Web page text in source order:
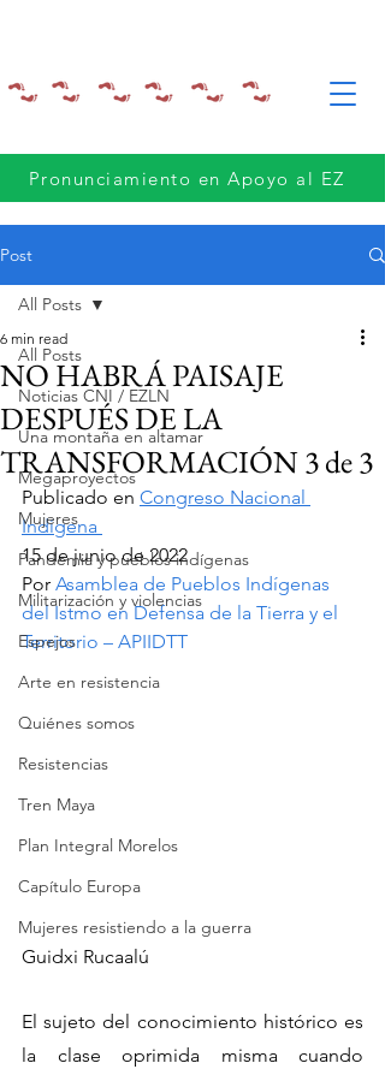
Pronunciamiento en Apoyo al EZ
Post
All Posts
Noticias CNI / EZLN
Una montaña en altamar
Megaproyectos
Mujeres
Pandemia y pueblos indígenas
Militarización y violencias
Espejos
Arte en resistencia
Quiénes somos
Resistencias
Tren Maya
Plan Integral Morelos
Capítulo Europa
Mujeres resistiendo a la guerra
All Posts
NO HABRÁ PAISAJE
DESPUÉS DE LA
TRANSFORMACIÓN 3 de 3
6 min read
Publicado en Congreso Nacional
Indígena
15 de junio de 2022
Por Asamblea de Pueblos Indígenas
del Istmo en Defensa de la Tierra y el
Territorio – APIIDTT
Guidxi Rucaalú
El sujeto del conocimiento histórico es
la clase oprimida misma cuando